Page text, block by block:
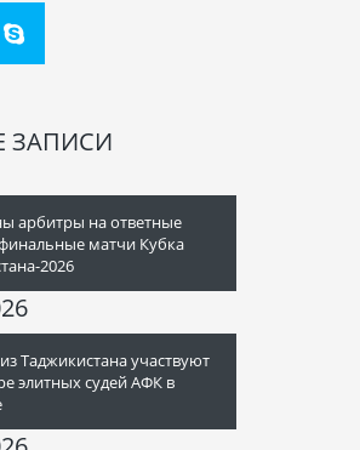
ЗАПИСИ
арбитры на ответные
матчи Кубка
2026
Таджикистана участвуют
элитных судей АФК в